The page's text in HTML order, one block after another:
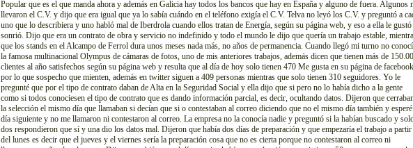
Popular que es el que manda ahora y además en Galicia hay todos los bancos que hay en España y alguno de fuera. Algunos
llevaron el C.V. y dijo que era igual que ya lo sabía cuándo en el teléfono exigía el C.V. Telva no leyó los C.V. y preguntó a
uno que lo describiera y uno habló mal de Iberdrola cuando ellos tratan de Energía, según su página web, y eso a ella le
sonrió. Dijo que era un contrato de obra y servicio no indefinido y todo el mundo le dijo que quería un trabajo estable,
que los stands en el Alcampo de Ferrol dura unos meses nada más, no años de permanencia. Cuando llegó mi turno no
la famosa multinacional Olympus de cámaras de fotos, uno de mis anteriores trabajos, además dicen que tienen más de
clientes al año satisfechos según su página web y resulta que al día de hoy solo tienen 470 Me gusta en su página de
por lo que sospecho que mienten, además en twitter siguen a 409 personas mientras que solo tienen 310 seguidores. Yo le
pregunté que por el tipo de contrato daban de Alta en la Seguridad Social y ella dijo que si pero no lo había dicho a la gente
como si todos conociesen el tipo de contrato que es dando información parcial, es decir, ocultando datos. Dijeron que
la selección el mismo día que llamaban si decían que si o contestaban al correo diciendo que no el mismo día también y
día siguiente y no me llamaron ni contestaron al correo. La empresa no la conocía nadie y preguntó si la habían buscado y
dos respondieron que sí y una dio los datos mal. Dijeron que había dos días de preparación y que empezaría el trabajo a partir
del lunes es decir que el jueves y el viernes sería la preparación cosa que no es cierta porque no contestaron al correo ni